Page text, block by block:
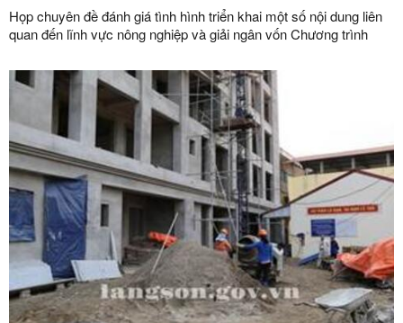
Họp chuyên đề đánh giá tình hình triển khai một số nội dung liên
quan đến lĩnh vực nông nghiệp và giải ngân vốn Chương trình
tộc thiểu số và miền núi